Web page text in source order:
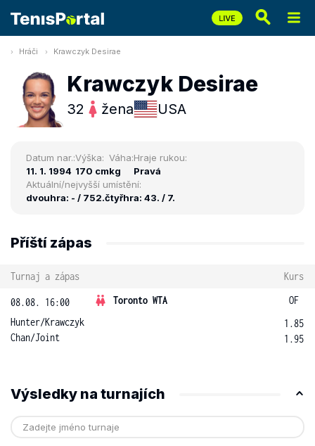
Hráči Krawczyk Desirae
Krawczyk Desirae
32 žena USA
Datum nar.:
11. 1. 1994
Výška:
170 cm
Váha:
kg
Hraje rukou:
Pravá
Aktuální/nejvyšší umístění:
dvouhra: - / 752.čtyřhra: 43. / 7.
Příští zápas
Turnaj a zápas Kurs
08.08. 16:00 Toronto WTA
OF
Hunter/Krawczyk
Chan/Joint
1.85
1.95
Výsledky na turnajích